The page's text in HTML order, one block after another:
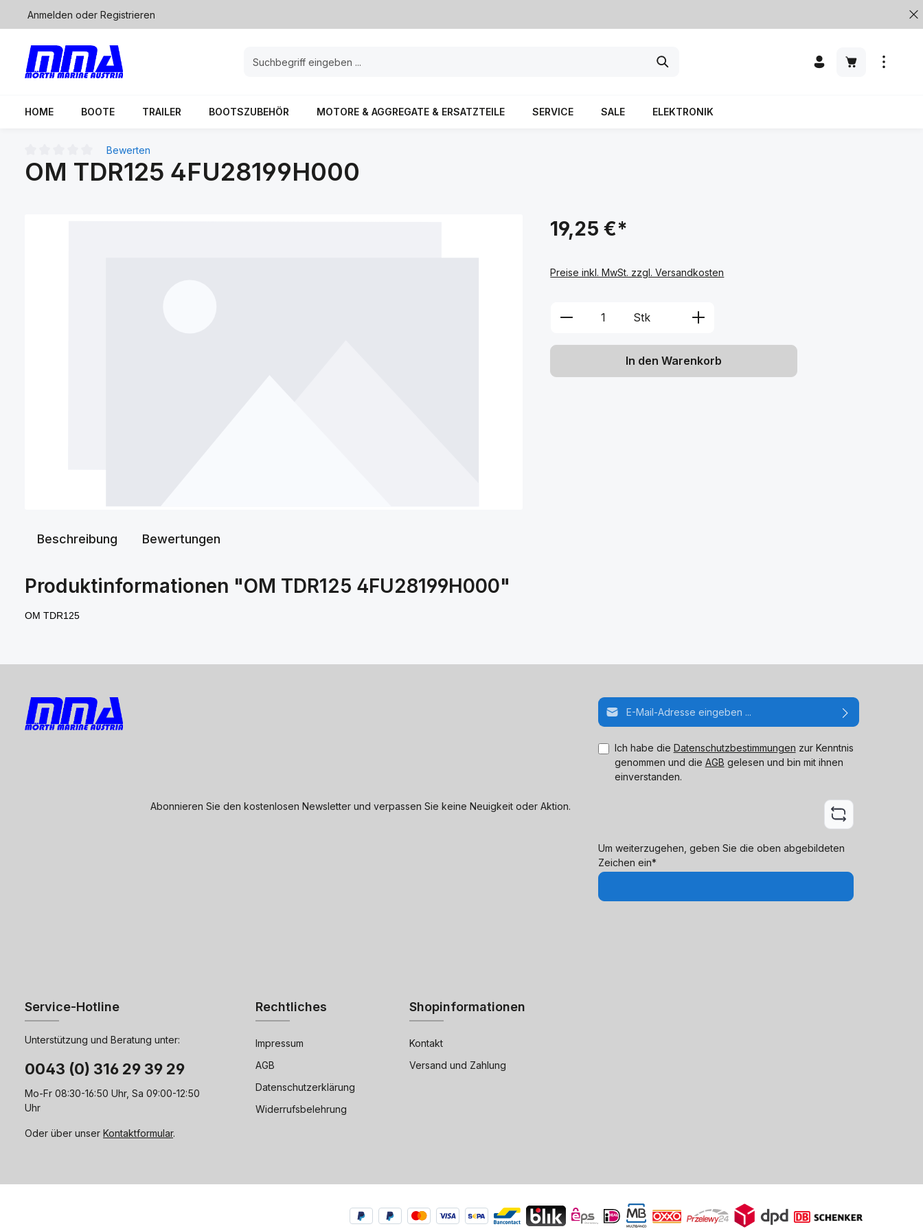
Zur Hauptnavigation springen
Anmelden oder Registrieren
HOME BOOTE TRAILER BOOTSZUBEHÖR MOTORE & AGGREGATE & ERSATZTEILE SERVICE SALE ELEKTRONIK
Durchschnittliche Bewertung von 0 von 5 Sternen
Bewerten
OM TDR125 4FU28199H000
19,25 €*
Preise inkl. MwSt. zzgl. Versandkosten
Produkt Anzahl: Gib den gewünschten Wert
Stk
In den Warenkorb
Beschreibung Bewertungen
Produktinformationen "OM TDR125 4FU28199H000"
OM TDR125
Abonnieren Sie den kostenlosen Newsletter und verpassen Sie keine Neuigkeit oder Aktion.
E-Mail-Adresse*
Ich habe die Datenschutzbestimmungen zur Kenntnis
genommen und die AGB gelesen und bin mit ihnen
einverstanden.
Um weiterzugehen, geben Sie die oben abgebildeten
Zeichen ein*
Service-Hotline
Unterstützung und Beratung unter:
0043 (0) 316 29 39 29
Mo-Fr 08:30-16:50 Uhr, Sa 09:00-12:50
Uhr
Oder über unser Kontaktformular.
Rechtliches
Impressum
AGB
Datenschutzerklärung
Widerrufsbelehrung
Shopinformationen
Kontakt
Versand und Zahlung